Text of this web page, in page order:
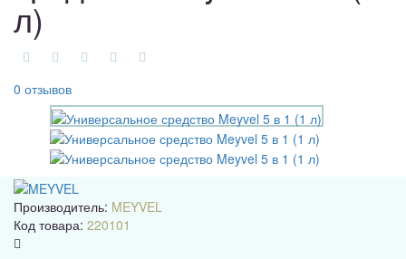
л)
0 отзывов
Производитель: MEYVEL
Код товара: 220101